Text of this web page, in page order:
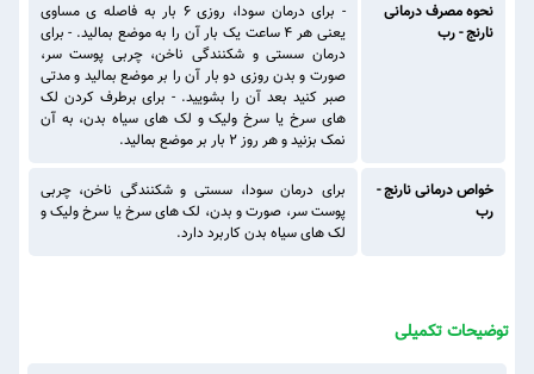
نحوه مصرف درمانی
نارنج - رب
- برای درمان سودا، روزی ۶ بار به فاصله ی مساوی
یعنی هر ۴ ساعت یک بار آن را به موضع بمالید. - برای
درمان سستی و شکنندگی ناخن، چربی پوست سر،
صورت و بدن روزی دو بار آن را بر موضع بمالید و مدتی
صبر کنید بعد آن را بشویید. - برای برطرف کردن لک
های سرخ یا سرخ ولیک و لک های سیاه بدن، به آن
نمک بزنید و هر روز ۲ بار بر موضع بمالید.
خواص درمانی نارنج -
رب
برای درمان سودا، سستی و شکنندگی ناخن، چربی
پوست سر، صورت و بدن، لک های سرخ یا سرخ ولیک و
لک های سیاه بدن کاربرد دارد.
توضیحات تکمیلی